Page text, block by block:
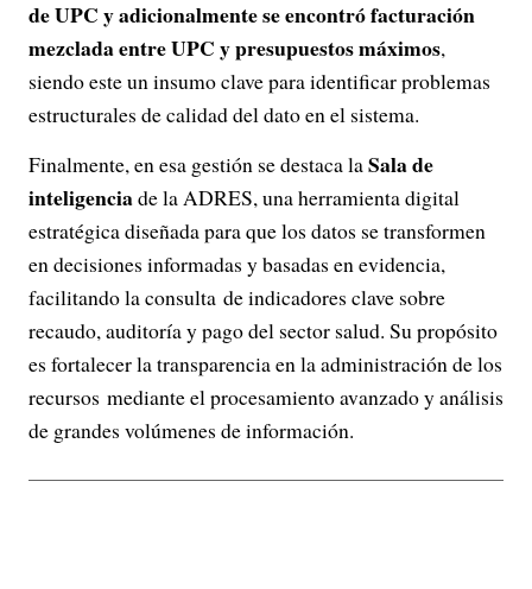
de UPC y adicionalmente se encontró facturación
mezclada entre UPC y presupuestos máximos,
siendo este un insumo clave para identificar problemas
estructurales de calidad del dato en el sistema.
Finalmente, en esa gestión se destaca laSala de
inteligenciade la ADRES, una herramienta digital
estratégica diseñada para que los datos se transformen
en decisiones informadas y basadas en evidencia,
facilitando la consulta de indicadores clave sobre
recaudo, auditoría y pago del sector salud. Su propósito
es fortalecer la transparencia en la administración de los
recursos mediante el procesamiento avanzado y análisis
de grandes volúmenes de información.